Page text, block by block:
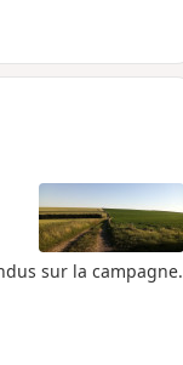
sur la campagne.